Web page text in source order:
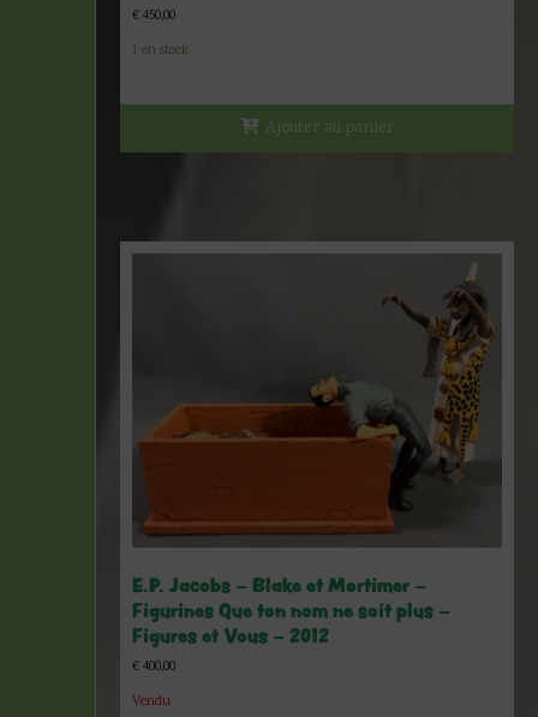
€450,00
1 en stock
Ajouter au panier
E.P. Jacobs – Blake et Mortimer –
Figurines Que ton nom ne soit plus –
Figures et Vous – 2012
€400,00
Vendu